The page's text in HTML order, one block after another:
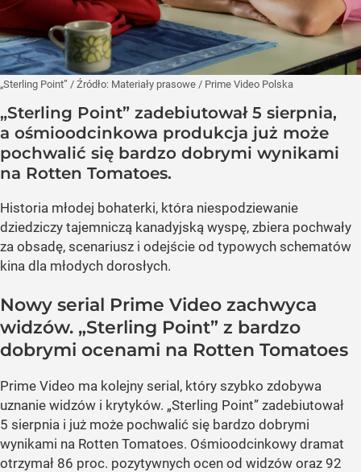
„Sterling Point” / Źródło: Materiały prasowe / Prime Video Polska
„Sterling Point” zadebiutował 5 sierpnia,
a ośmioodcinkowa produkcja już może
pochwalić się bardzo dobrymi wynikami
na Rotten Tomatoes.
Historia młodej bohaterki, która niespodziewanie
dziedziczy tajemniczą kanadyjską wyspę, zbiera pochwały
za obsadę, scenariusz i odejście od typowych schematów
kina dla młodych dorosłych.
Nowy serial Prime Video zachwyca
widzów. „Sterling Point” z bardzo
dobrymi ocenami na Rotten Tomatoes
Prime Video ma kolejny serial, który szybko zdobywa
uznanie widzów i krytyków. „Sterling Point” zadebiutował
5 sierpnia i już może pochwalić się bardzo dobrymi
wynikami na Rotten Tomatoes. Ośmioodcinkowy dramat
otrzymał 86 proc. pozytywnych ocen od widzów oraz 92